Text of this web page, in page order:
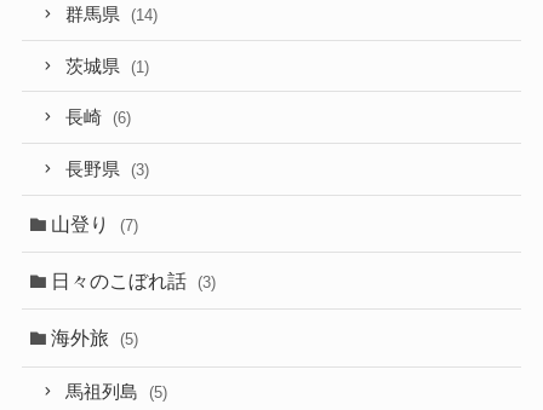
群馬県 (14)
茨城県 (1)
長崎 (6)
長野県 (3)
山登り (7)
日々のこぼれ話 (3)
海外旅 (5)
馬祖列島 (5)